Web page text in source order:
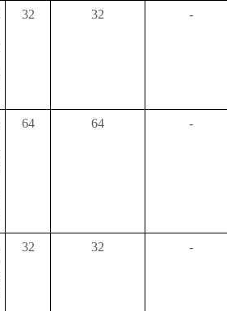
32 32 -
64 64 -
32 32 -